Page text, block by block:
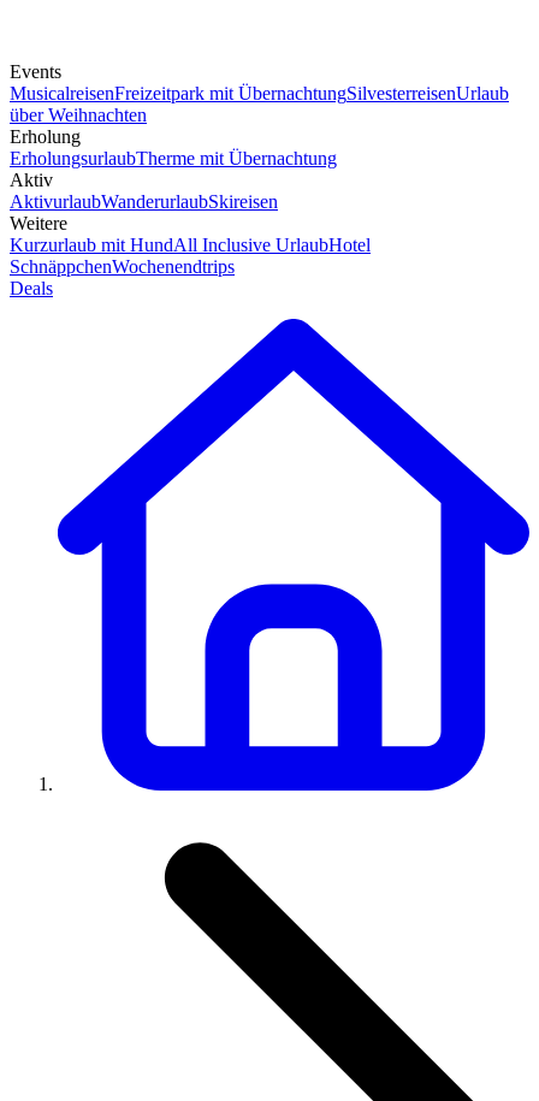
Events
MusicalreisenFreizeitpark mit ÜbernachtungSilvesterreisenUrlaub
über Weihnachten
Erholung
ErholungsurlaubTherme mit Übernachtung
Aktiv
AktivurlaubWanderurlaubSkireisen
Weitere
Kurzurlaub mit HundAll Inclusive UrlaubHotel
SchnäppchenWochenendtrips
Deals